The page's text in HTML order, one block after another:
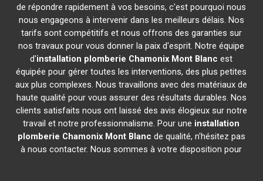
de répondre rapidement à vos besoins, c'est pourquoi nous
nous engageons à intervenir dans les meilleurs délais. Nos
tarifs sont compétitifs et nous offrons des garanties sur
nos travaux pour vous donner la paix d'esprit. Notre équipe
d'installation plomberie Chamonix Mont Blanc est
équipée pour gérer toutes les interventions, des plus petites
aux plus complexes. Nous travaillons avec des matériaux de
haute qualité pour vous assurer des résultats durables. Nos
clients satisfaits nous ont laissé des avis élogieux sur notre
travail et notre professionnalisme. Pour une installation
plomberie Chamonix Mont Blanc de qualité, n'hésitez pas
à nous contacter. Nous sommes à votre disposition pour